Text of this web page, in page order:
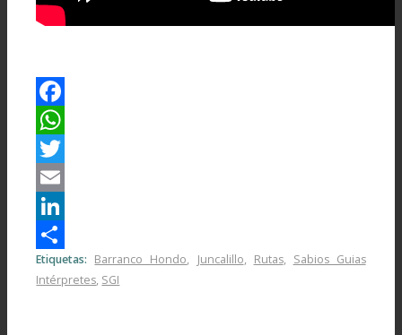
Facebook
WhatsApp
Twitter
Email
LinkedIn
Compartir
Etiquetas: Barranco Hondo, Juncalillo, Rutas, Sabios Guias
Intérpretes, SGI